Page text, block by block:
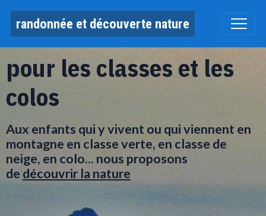
randonnée et découverte nature
pour les classes et les
colos
Aux enfants qui y vivent ou qui viennent en
montagne en classe verte, en classe de
neige, en colo... nous proposons
de découvrir la nature